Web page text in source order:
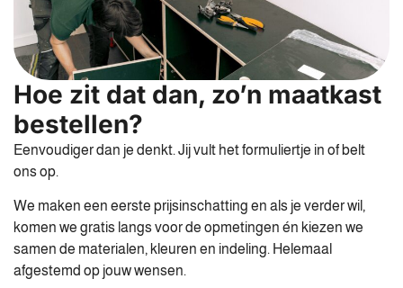
Hoe zit dat dan, zo’n maatkast
bestellen?
Eenvoudiger dan je denkt. Jij vult het formuliertje in of belt
ons op.
We maken een eerste prijsinschatting en als je verder wil,
komen we gratis langs voor de opmetingen én kiezen we
samen de materialen, kleuren en indeling. Helemaal
afgestemd op jouw wensen.